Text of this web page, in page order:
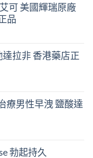
可 美國輝瑞原廠
品
拉非 香港藥店正
療男性早洩 鹽酸達
勃起持久